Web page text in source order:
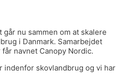
går nu sammen om at skalere
i Danmark. Samarbejdet
navnet Canopy Nordic.
indenfor skovlandbrug og vi har